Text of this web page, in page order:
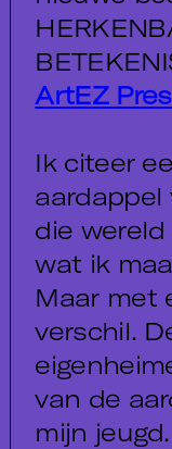
ArtEZ
Ik citeer
aardappel
die
wat ik
Maar met
verschil.
van de
mijn jeugd.